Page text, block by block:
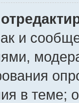
и
в теме;